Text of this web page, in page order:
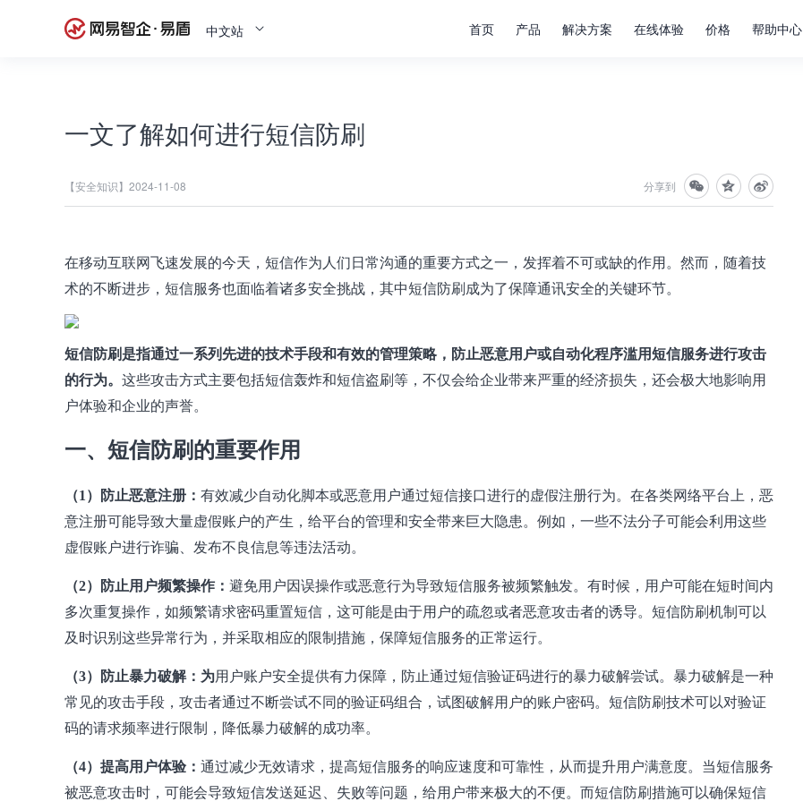
中文站 首页 产品 解决方案 在线体验 价格 帮助中心
一文了解如何进行短信防刷
【安全知识】 2024-11-08 分享到
在移动互联网飞速发展的今天，短信作为人们日常沟通的重要方式之一，发挥着不可或缺的作用。然而，随着技
术的不断进步，短信服务也面临着诸多安全挑战，其中短信防刷成为了保障通讯安全的关键环节。
短信防刷是指通过一系列先进的技术手段和有效的管理策略，防止恶意用户或自动化程序滥用短信服务进行攻击
的行为。 这些攻击方式主要包括短信轰炸和短信盗刷等，不仅会给企业带来严重的经济损失，还会极大地影响用
户体验和企业的声誉。
一、短信防刷的重要作用
（1）防止恶意注册： 有效减少自动化脚本或恶意用户通过短信接口进行的虚假注册行为。在各类网络平台上，恶
意注册可能导致大量虚假账户的产生，给平台的管理和安全带来巨大隐患。例如，一些不法分子可能会利用这些
虚假账户进行诈骗、发布不良信息等违法活动。
（2）防止用户频繁操作： 避免用户因误操作或恶意行为导致短信服务被频繁触发。有时候，用户可能在短时间内
多次重复操作，如频繁请求密码重置短信，这可能是由于用户的疏忽或者恶意攻击者的诱导。短信防刷机制可以
及时识别这些异常行为，并采取相应的限制措施，保障短信服务的正常运行。
（3）防止暴力破解：为用户账户安全提供有力保障，防止通过短信验证码进行的暴力破解尝试。暴力破解是一种
常见的攻击手段，攻击者通过不断尝试不同的验证码组合，试图破解用户的账户密码。短信防刷技术可以对验证
码的请求频率进行限制，降低暴力破解的成功率。
（4）提高用户体验： 通过减少无效请求，提高短信服务的响应速度和可靠性，从而提升用户满意度。当短信服务
被恶意攻击时，可能会导致短信发送延迟、失败等问题，给用户带来极大的不便。而短信防刷措施可以确保短信